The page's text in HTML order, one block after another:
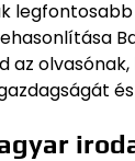
az